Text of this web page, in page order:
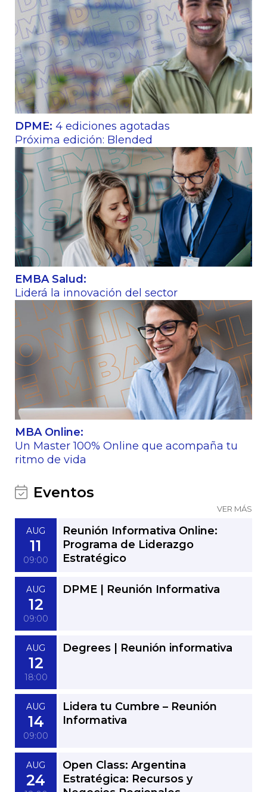
DPME: 4 ediciones agotadas
Próxima edición: Blended
EMBA Salud:
Liderá la innovación del sector
MBA Online:
Un Master 100% Online que acompaña tu
ritmo de vida
VER MÁS
Eventos
AUG
11
09:00
Reunión Informativa Online:
Programa de Liderazgo
Estratégico
AUG
12
09:00
DPME | Reunión Informativa
AUG
12
18:00
Degrees | Reunión informativa
AUG
14
09:00
Lidera tu Cumbre – Reunión
Informativa
AUG
24
Open Class: Argentina
Estratégica: Recursos y